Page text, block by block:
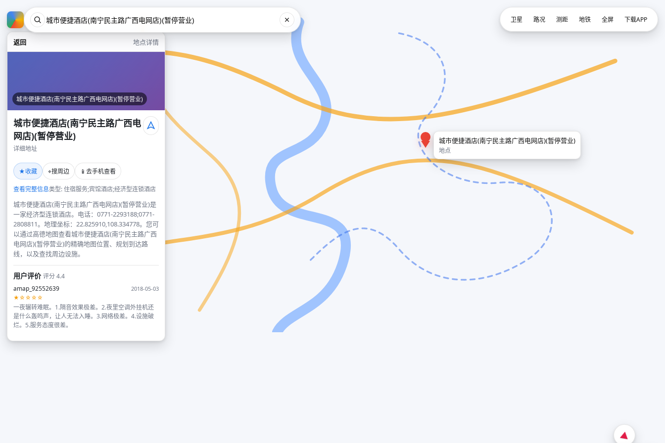
返回 地点详情
城市便捷酒店(南宁民主路广西电网店)(暂停营业)
城市便捷酒店(南宁民主路广西电
网店)(暂停营业)
详细地址
★收藏 ⌖搜周边 📱 去手机查看
查看完整信息类型: 住宿服务;宾馆酒店;经济型连锁酒店
城市便捷酒店(南宁民主路广西电网店)(暂停营业)是
一家经济型连锁酒店。电话：0771-2293188;0771-
2808811。地理坐标：22.825910,108.334778。您可
以通过高德地图查看城市便捷酒店(南宁民主路广西
电网店)(暂停营业)的精确地图位置、规划到达路
线，以及查找周边设施。
用户评价评分 4.4
amap_92552639
2018-05-03
★☆☆☆☆
一夜辗转难眠。1.隔音效果极差。2.夜里空调外挂机还
是什么轰鸣声，让人无法入睡。3.网络极差。4.设施破
烂。5.服务态度很差。
城市便捷酒店(南宁民主路广西电网店)(暂停营业)
地点
卫星 路况 测距 地铁 全屏 下载APP